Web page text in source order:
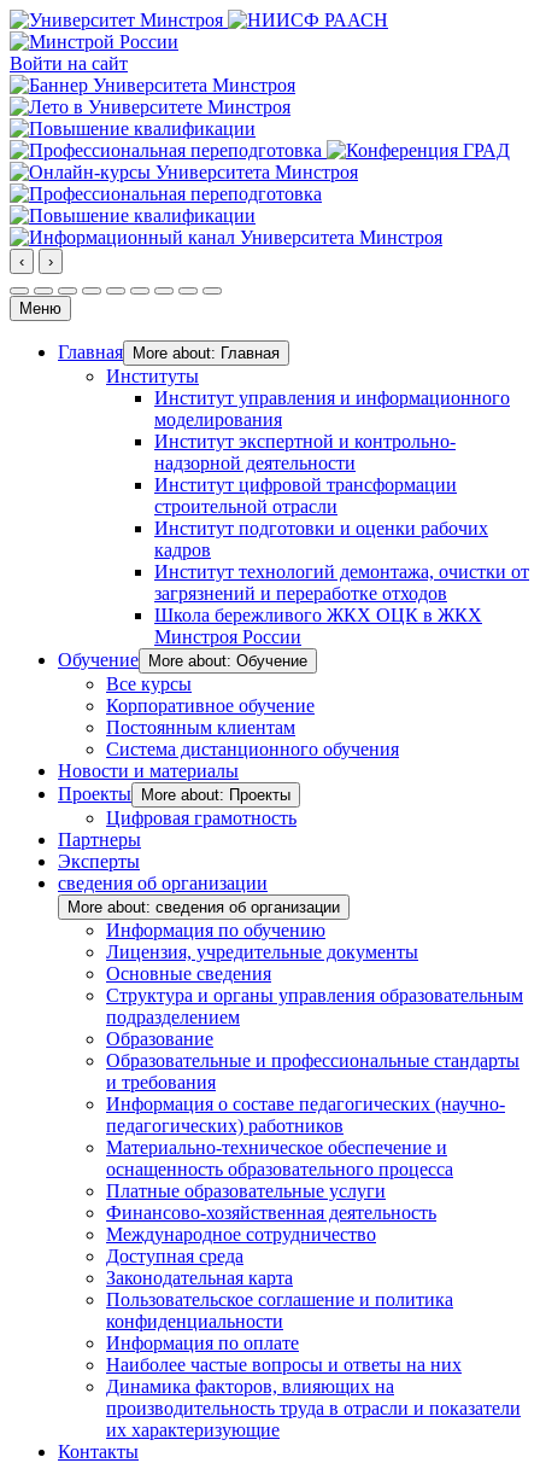
Войти на сайт
‹ ›
Меню
Главная More about: Главная
Институты
Институт управления и информационного
моделирования
Институт экспертной и контрольно-
надзорной деятельности
Институт цифровой трансформации
строительной отрасли
Институт подготовки и оценки рабочих
кадров
Институт технологий демонтажа, очистки от
загрязнений и переработке отходов
Школа бережливого ЖКХ ОЦК в ЖКХ
Минстроя России
Обучение
More about: Обучение
Все курсы
Корпоративное обучение
Постоянным клиентам
Система дистанционного обучения
Новости и материалы
Проекты
More about: Проекты
Цифровая грамотность
Партнеры
Эксперты
сведения об организации
More about: сведения об организации
Информация по обучению
Лицензия, учредительные документы
Основные сведения
Структура и органы управления образовательным
подразделением
Образование
Образовательные и профессиональные стандарты
и требования
Информация о составе педагогических (научно-
педагогических) работников
Материально-техническое обеспечение и
оснащенность образовательного процесса
Платные образовательные услуги
Финансово-хозяйственная деятельность
Международное сотрудничество
Доступная среда
Законодательная карта
Пользовательское соглашение и политика
конфиденциальности
Информация по оплате
Наиболее частые вопросы и ответы на них
Динамика факторов, влияющих на
производительность труда в отрасли и показатели
их характеризующие
Контакты